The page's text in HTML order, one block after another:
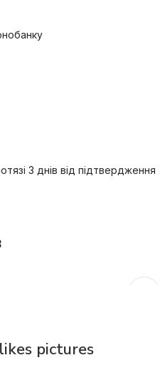
3 днів від підтвердження
pictures